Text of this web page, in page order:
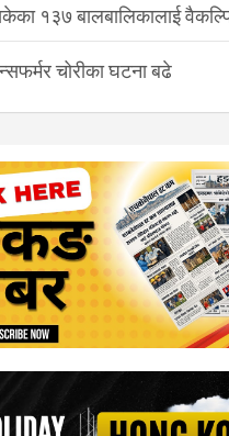
१३७ बालबालिकालाई
चोरीका घटना बढे